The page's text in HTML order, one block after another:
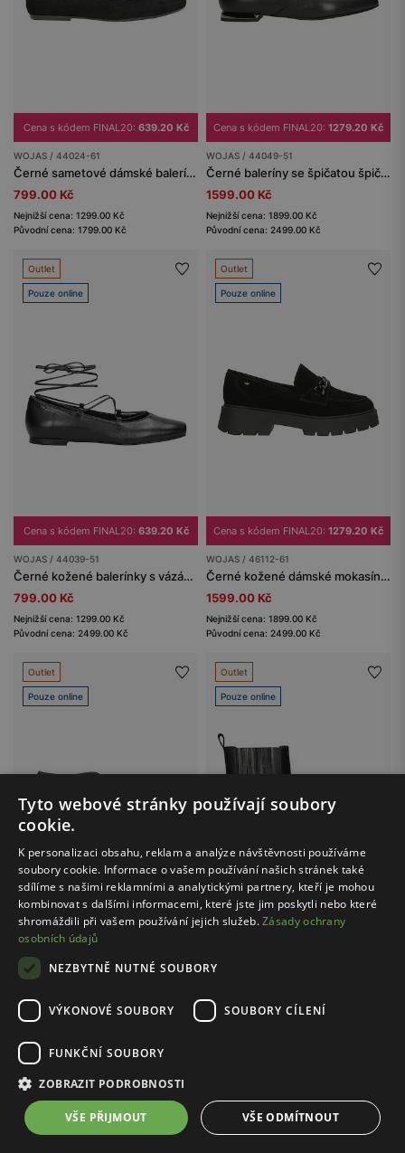
Cena s kódem FINAL20: 639.20 Kč
WOJAS / 44024-61
Černé sametové dámské baleríny s kulatou špičkou
799.00 Kč
Nejnižší cena: 1299.00 Kč
Původní cena: 1799.00 Kč
Cena s kódem FINAL20: 1279.20 Kč
WOJAS / 44049-51
Černé baleríny se špičatou špičkou a ozdobným podpatkem
1599.00 Kč
Nejnižší cena: 1899.00 Kč
Původní cena: 2499.00 Kč
Outlet
Pouze online
Cena s kódem FINAL20: 639.20 Kč
WOJAS / 44039-51
Černé kožené balerínky s vázáním na řemínek
799.00 Kč
Nejnižší cena: 1299.00 Kč
Původní cena: 2499.00 Kč
Outlet
Pouze online
Cena s kódem FINAL20: 1279.20 Kč
WOJAS / 46112-61
Černé kožené dámské mokasíny s kovovou ozdobou
1599.00 Kč
Nejnižší cena: 1899.00 Kč
Původní cena: 2499.00 Kč
Outlet
Pouze online
Cena s kódem FINAL20:
WOJAS / 64066-66
1599.00 Kč
Původní cena: 2399.00 Kč
Outlet
Pouze online
WOJAS / 55294-51
1899.00 Kč
Nejnižší cena: 2499.00 Kč
1 3
Tyto webové stránky používají soubory
cookie.
K personalizaci obsahu, reklam a analýze návštěvnosti používáme
soubory cookie. Informace o vašem používání našich stránek také
sdílíme s našimi reklamními a analytickými partnery, kteří je mohou
kombinovat s dalšími informacemi, které jste jim poskytli nebo které
shromáždili při vašem používání jejich služeb.Zásady ochrany
osobních údajů
NEZBYTNĚ NUTNÉ SOUBORY
VÝKONOVÉ SOUBORY SOUBORY CÍLENÍ
FUNKČNÍ SOUBORY
ZOBRAZIT PODROBNOSTI
VŠE PŘIJMOUT VŠE ODMÍTNOUT